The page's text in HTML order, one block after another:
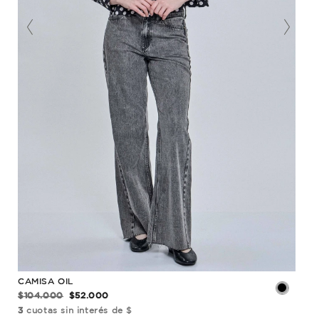
CAMISA OIL
$104.000
$52.000
3 cuotas sin interés de $